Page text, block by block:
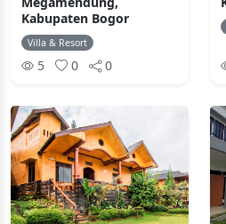
Kabupaten Bogor
Villa & Resort
5 0 0